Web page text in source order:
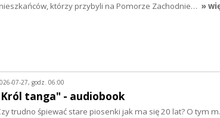
którzy przybyli na Pomorze Zachodnie… »
07-27, godz. 06:00
tanga" - audiobook
trudno śpiewać stare piosenki jak ma się 20 lat? O tym